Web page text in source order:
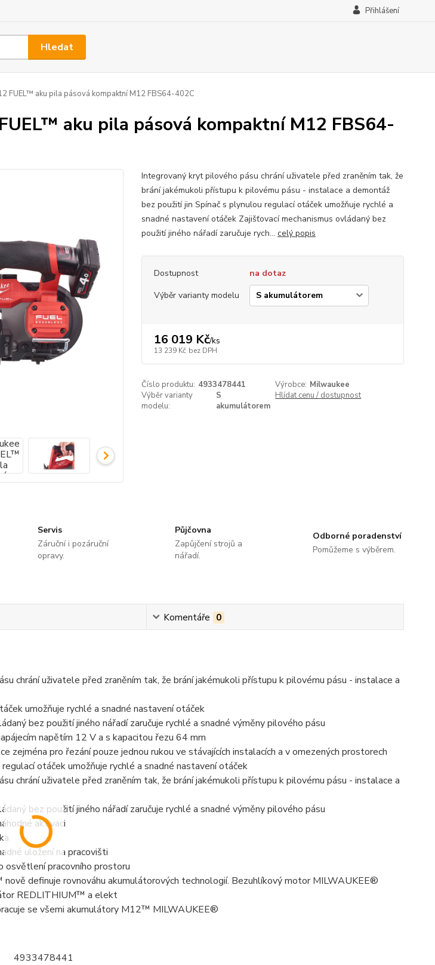
Přihlášení
Hledat
FUEL™ aku pila pásová kompaktní M12 FBS64-402C
aku pila pásová kompaktní M12 FBS64-
Integrovaný kryt pilového pásu chrání uživatele před zraněním tak, že
brání jakémukoli přístupu k pilovému pásu - instalace a demontáž
bez použití jin Spínač s plynulou regulací otáček umožňuje rychlé a
snadné nastavení otáček Zajišťovací mechanismus ovládaný bez
použití jiného nářadí zaručuje rych... celý popis
Dostupnost
na dotaz
Výběr varianty modelu
16 019 Kč/ks
13 239 Kč bez DPH
Číslo produktu: 4933478441 Výrobce: Milwaukee
Výběr varianty
modelu:
S
akumulátorem
Hlídat cenu / dostupnost
Servis
Záruční i pozáruční
opravy.
Půjčovna
Zapůjčení strojů a
nářadí.
Odborné poradenství
Pomůžeme s výběrem.
Komentáře 0
chrání uživatele před zraněním tak, že brání jakémukoli přístupu k pilovému pásu - instalace a
umožňuje rychlé a snadné nastavení otáček
bez použití jiného nářadí zaručuje rychlé a snadné výměny pilového pásu
napětím 12 V a s kapacitou řezu 64 mm
zejména pro řezání pouze jednou rukou ve stávajících instalacích a v omezených prostorech
otáček umožňuje rychlé a snadné nastavení otáček
chrání uživatele před zraněním tak, že brání jakémukoli přístupu k pilovému pásu - instalace a
bez použití jiného nářadí zaručuje rychlé a snadné výměny pilového pásu
aktivaci
uložení na pracovišti
osvětlení pracovního prostoru
definuje rovnováhu akumulátorových technologií. Bezuhlíkový motor MILWAUKEE®
REDLITHIUM™ a elekt
se všemi akumulátory M12™ MILWAUKEE®
4933478441